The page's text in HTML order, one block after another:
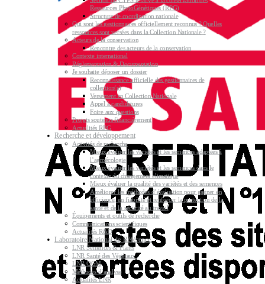
Ressources PhytoGénétiques (RPG)
Structure de coordination nationale
Qui sont les gestionnaires officiellement reconnus ? Quelles
ressources sont versées dans la Collection Nationale ?
Acteurs de la conservation
Rencontre des acteurs de la conservation
Contexte international
Réglementation & Documentation
Je souhaite déposer un dossier
Reconnaissance officielle des gestionnaires de
collection(s)
Versement en Collection Nationale
Appel à candidatures
Foire aux questions
Projets soutenus financièrement
Actualités RPG
Recherche et développement
Activités de recherche
Mieux évaluer les variétés et les semences adaptées à
l’agroécologie
Mieux évaluer les variétés et les semences dans le
contexte du changement climatique
Mieux évaluer la qualité des variétés et des semences
Améliorer les méthodes d’évaluation pour gagner en
efficience, en fiabilité et renforcer la protection de la
santé et de la sécurité au travail
Équipements et outils de recherche
Communications scientifiques
Actualités R&D
Laboratoire National de Référence
LNR Semences & Plants
LNR Santé des Végétaux
LNR OGM
Méthodes d’analyse
Actualités LNR